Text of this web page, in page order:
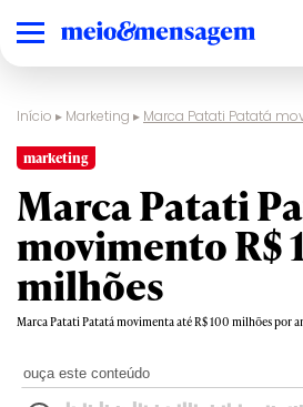
Início ▸ Marketing ▸ Marca Patati Patatá
marketing
Marca Patati
movimento R$
milhões
Marca Patati Patatá movimenta até R$ 100 milhões por
ouça este conteúdo